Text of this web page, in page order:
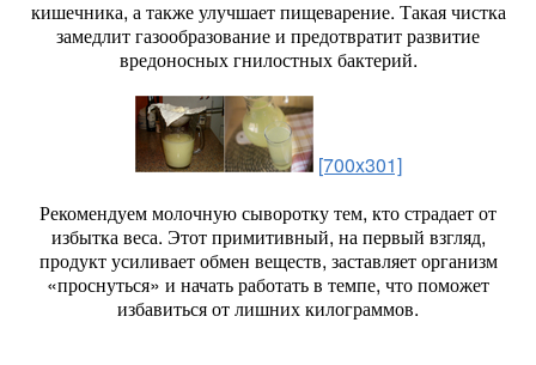
кишечника, а также улучшает пищеварение. Такая чистка
замедлит газообразование и предотвратит развитие
вредоносных гнилостных бактерий.
[700x301]
Рекомендуем молочную сыворотку тем, кто страдает от
избытка веса. Этот примитивный, на первый взгляд,
продукт усиливает обмен веществ, заставляет организм
«проснуться» и начать работать в темпе, что поможет
избавиться от лишних килограммов.